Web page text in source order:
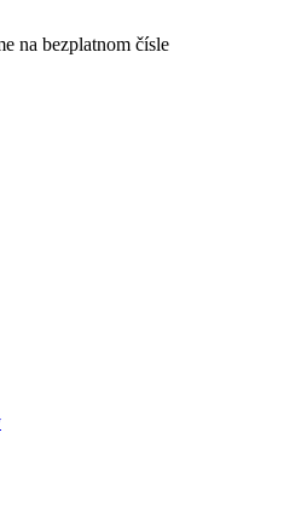
na bezplatnom čísle